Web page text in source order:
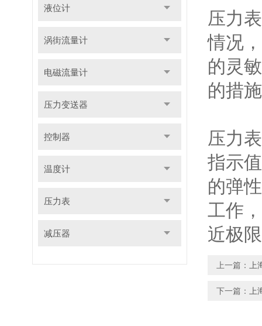
液位计
涡街流量计
电磁流量计
压力变送器
控制器
温度计
压力表
减压器
压力
情况
的灵
的措
压力
指示
的弹
工作
近极
上一篇：
下一篇：